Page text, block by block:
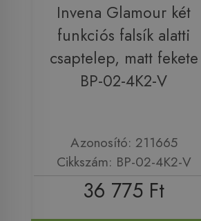
Invena Glamour két
funkciós falsík alatti
csaptelep, matt fekete
BP-02-4K2-V
Azonosító: 211665
Cikkszám: BP-02-4K2-V
36 775 Ft